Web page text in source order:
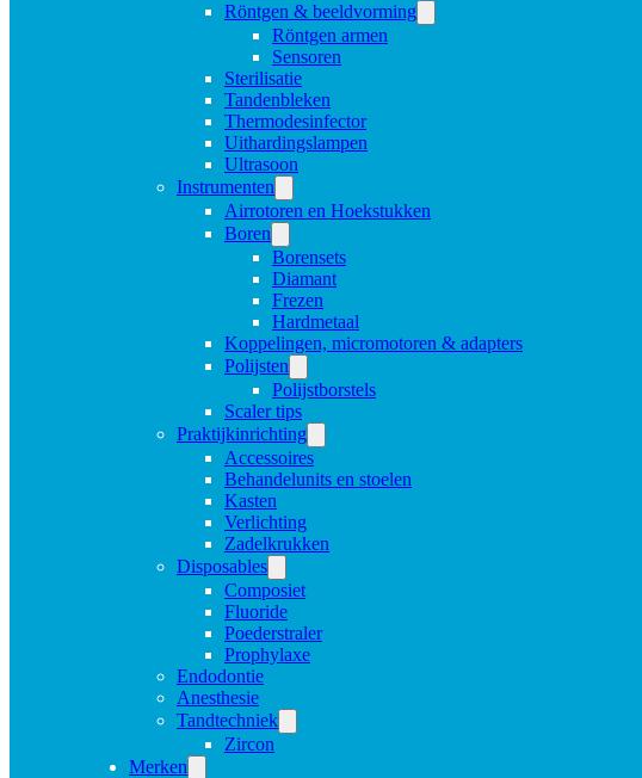
Röntgen & beeldvorming
Röntgen armen
Sensoren
Sterilisatie
Tandenbleken
Thermodesinfector
Uithardingslampen
Ultrasoon
Instrumenten
Airrotoren en Hoekstukken
Boren
Borensets
Diamant
Frezen
Hardmetaal
Koppelingen, micromotoren & adapters
Polijsten
Polijstborstels
Scaler tips
Praktijkinrichting
Accessoires
Behandelunits en stoelen
Kasten
Verlichting
Zadelkrukken
Disposables
Composiet
Fluoride
Poederstraler
Prophylaxe
Endodontie
Anesthesie
Tandtechniek
Zircon
Merken